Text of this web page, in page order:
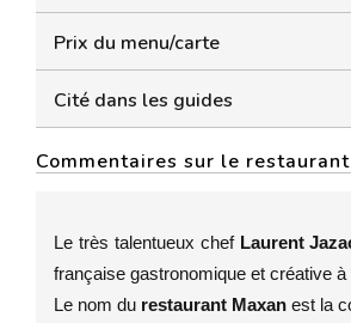
Prix du menu/carte
Cité dans les guides
Commentaires sur le
Le très talentueux chef Laurent
française gastronomique et créative à
Le nom du restaurant Maxan est la